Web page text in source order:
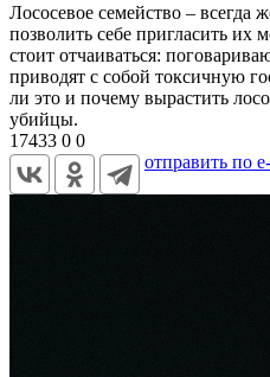
Лососевое семейство –
позволить себе пригласить
стоит отчаиваться:
приводят с собой токсичную
ли это и почему вырастить
убийцы.
17433 0 0
отправить по